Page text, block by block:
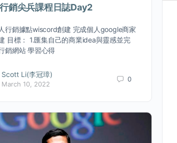
銷尖兵課程日誌Day2
行銷據點wiscord創建 完成個人google商家
目標： 1.匯集自己的商業idea與靈感並完
銷網站 學習心得
Scott Li(李冠璋)
March 10, 2022
0